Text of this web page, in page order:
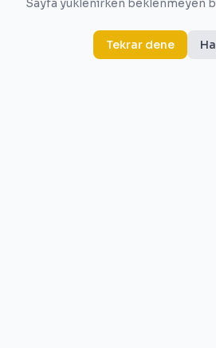
Sayfa yüklenirken beklenmeyen
Tekrar dene